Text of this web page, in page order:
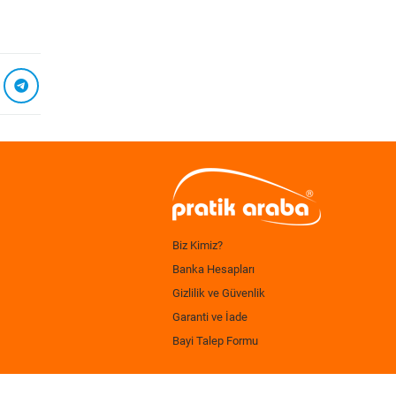
Biz Kimiz?
Banka Hesapları
Gizlilik ve Güvenlik
Garanti ve İade
Bayi Talep Formu